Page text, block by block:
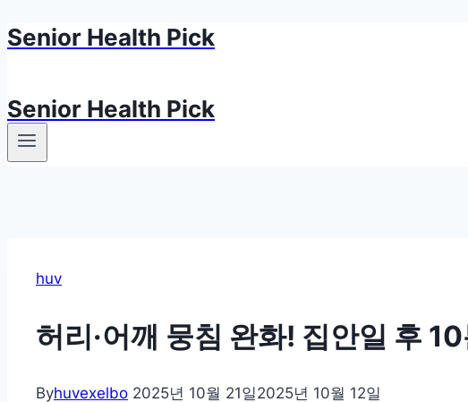
Skip
Senior Health Pick
Senior Health Pick
huv
허리·어깨 뭉침 완화! 집안일 후
Byhuvexelbo 2025년 10월 21일2025년 10월 12일